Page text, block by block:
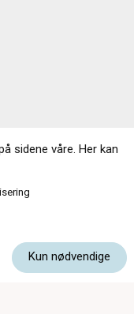
sidene våre. Her kan
Kun nødvendige